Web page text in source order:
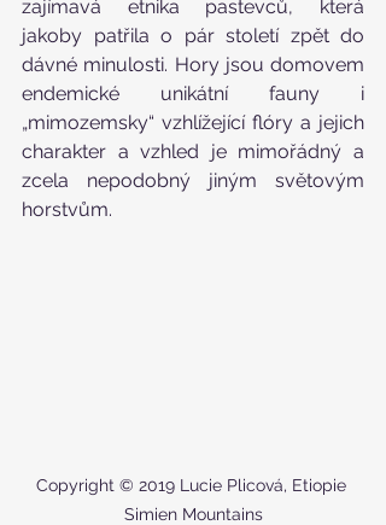
zajímavá etnika pastevců, která
jakoby patřila o pár století zpět do
dávné minulosti. Hory jsou domovem
endemické unikátní fauny i
„mimozemsky“ vzhlížející flóry a jejich
charakter a vzhled je mimořádný a
zcela nepodobný jiným světovým
horstvům.
Copyright © 2019 Lucie Plicová, Etiopie
Simien Mountains